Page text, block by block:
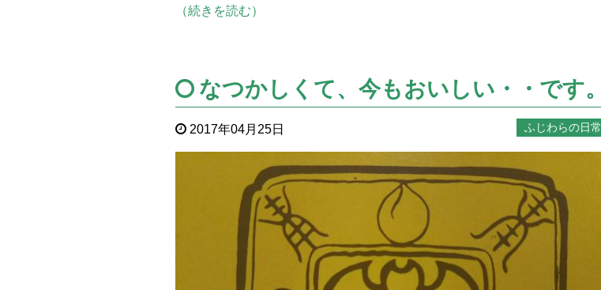
（続きを読む）
なつかしくて、今もおいしい・・です。
2017年04月25日 ふじわらの日常